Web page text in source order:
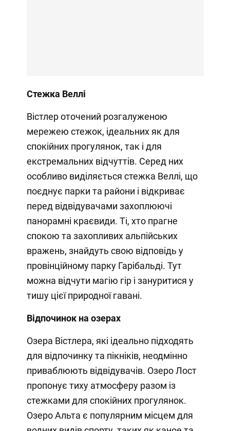
Стежка Веллі
Вістлер оточений розгалуженою
мережею стежок, ідеальних як для
спокійних прогулянок, так і для
екстремальних відчуттів. Серед них
особливо виділяється стежка Веллі, що
поєднує парки та райони і відкриває
перед відвідувачами захоплюючі
панорамні краєвиди. Ті, хто прагне
спокою та захопливих альпійських
вражень, знайдуть свою відповідь у
провінційному парку Гарібальді. Тут
можна відчути магію гір і зануритися у
тишу цієї природної гавані.
Відпочинок на озерах
Озера Вістлера, які ідеально підходять
для відпочинку та пікніків, неодмінно
приваблюють відвідувачів. Озеро Лост
пропонує тиху атмосферу разом із
стежками для спокійних прогулянок.
Озеро Альта є популярним місцем для